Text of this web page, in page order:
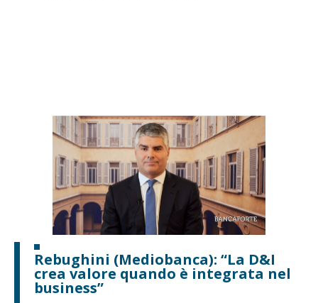
Rebughini (Mediobanca): “La D&I
crea valore quando è integrata nel
business”